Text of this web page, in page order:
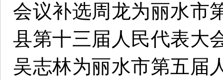
会议补选周龙为丽水市
县第十三届人民代表大
吴志林为丽水市第五届